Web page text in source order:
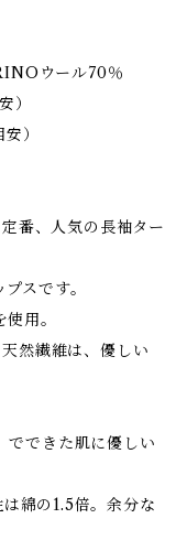
ウール70％
）
）
番、人気の長袖ター
スです。
用。
然繊維は、優しい
でできた肌に優しい
綿の1.5倍。余分な